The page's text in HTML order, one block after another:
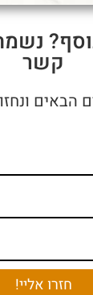
קשר
הבאים
חזרו אליי!